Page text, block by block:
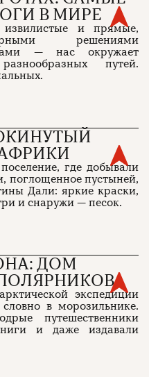
В МИРЕ
и прямые,
решениями
— нас окружает
путей.
где добывали
поглощенное пустыней,
Дали: яркие краски,
и снаружи — песок.
ДОМ
экспедиции
в морозильнике.
путешественники
и даже издавали